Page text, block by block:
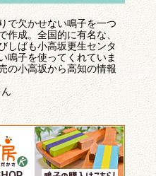
で欠かせない鳴子を一つ
作成。全国的に有名な、
しばも小高坂更生センタ
鳴子を使ってくれていま
の小高坂から高知の情報